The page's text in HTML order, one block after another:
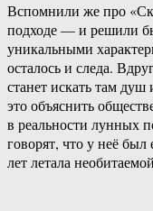
Вспомнили же про
подходе — и решили
уникальными
осталось и следа.
станет искать там
это объяснить
в реальности лунных
говорят, что у неё
лет летала